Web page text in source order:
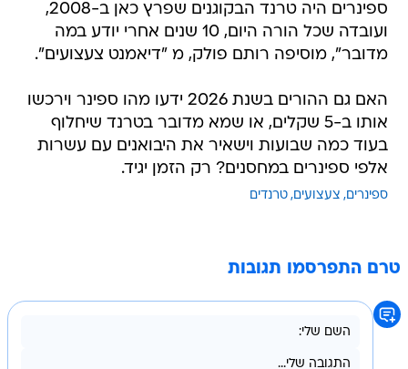
ספינרים היה טרנד הבקוגנים שפרץ כאן ב-2008,
ועובדה שכל הורה היום, 10 שנים אחרי יודע במה
מדובר", מוסיפה רותם פולק, מ "דיאמנט צעצועים".
האם גם ההורים בשנת 2026 ידעו מהו ספינר וירכשו
אותו ב-5 שקלים, או שמא מדובר בטרנד שיחלוף
בעוד כמה שבועות וישאיר את היבואנים עם עשרות
אלפי ספינרים במחסנים? רק הזמן יגיד.
ספינרים צעצועים טרנדים
טרם התפרסמו תגובות